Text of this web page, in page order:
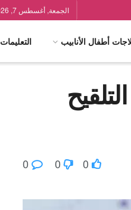
الجمعة, أغسطس 7, 2026
أطفال الأنابيب التعليمات
0
0